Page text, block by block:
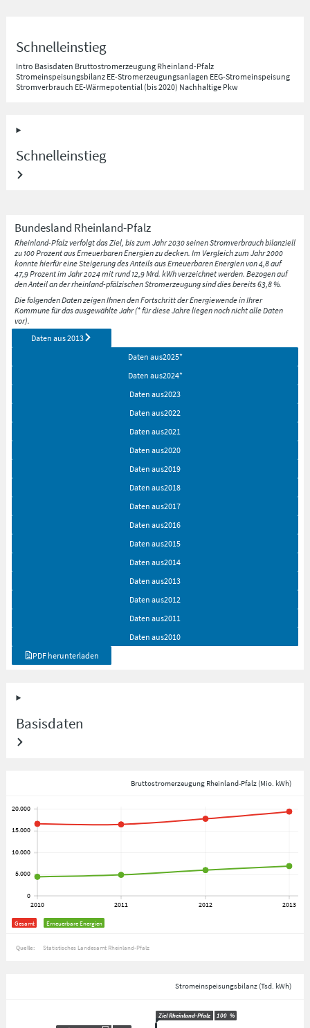
Schnelleinstieg
Intro Basisdaten Bruttostromerzeugung Rheinland-Pfalz
Stromeinspeisungsbilanz EE-Stromerzeugungsanlagen EEG-Stromeinspeisung
Stromverbrauch EE-Wärmepotential (bis 2020) Nachhaltige Pkw
Schnelleinstieg
Bundesland Rheinland-Pfalz
Rheinland-Pfalz verfolgt das Ziel, bis zum Jahr 2030 seinen Stromverbrauch bilanziell
zu 100 Prozent aus Erneuerbaren Energien zu decken. Im Vergleich zum Jahr 2000
konnte hierfür eine Steigerung des Anteils aus Erneuerbaren Energien von 4,8 auf
47,9 Prozent im Jahr 2024 mit rund 12,9 Mrd. kWh verzeichnet werden. Bezogen auf
den Anteil an der rheinland-pfälzischen Stromerzeugung sind dies bereits 63,8 %.
Die folgenden Daten zeigen Ihnen den Fortschritt der Energiewende in Ihrer
Kommune für das ausgewählte Jahr (* für diese Jahre liegen noch nicht alle Daten
vor).
Daten aus2013
Daten aus2025*
Daten aus2024*
Daten aus2023
Daten aus2022
Daten aus2021
Daten aus2020
Daten aus2019
Daten aus2018
Daten aus2017
Daten aus2016
Daten aus2015
Daten aus2014
Daten aus2013
Daten aus2012
Daten aus2011
Daten aus2010
PDF herunterladen
Basisdaten
Bruttostromerzeugung Rheinland-Pfalz (Mio. kWh)
Gesamt Erneuerbare Energien
Quelle: Statistisches Landesamt Rheinland-Pfalz
Stromeinspeisungsbilanz (Tsd. kWh)
Ziel Rheinland-Pfalz 100 %